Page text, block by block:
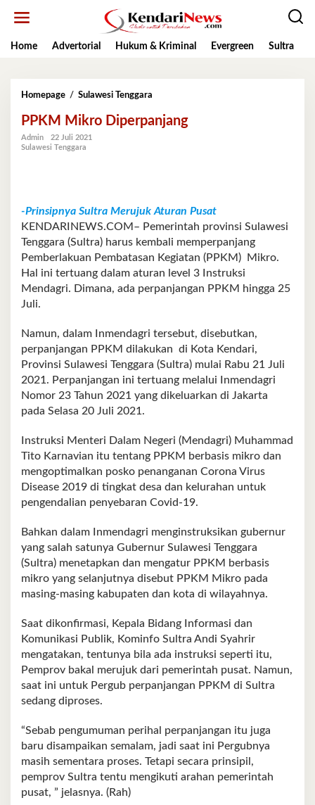
Home
Advertorial Hukum & Kriminal Evergreen Sultra
Homepage / Sulawesi Tenggara
Diperpanjang
PPKM Mikro Diperpanjang
Admin
22 Juli 2021
Sulawesi Tenggara
-Prinsipnya Sultra Merujuk Aturan Pusat
KENDARINEWS.COM– Pemerintah provinsi Sulawesi
Tenggara (Sultra) harus kembali memperpanjang
Pemberlakuan Pembatasan Kegiatan (PPKM) Mikro.
Hal ini tertuang dalam aturan level 3 Instruksi
Mendagri. Dimana, ada perpanjangan PPKM hingga 25
Juli.
Namun, dalam Inmendagri tersebut, disebutkan,
perpanjangan PPKM dilakukan di Kota Kendari,
Provinsi Sulawesi Tenggara (Sultra) mulai Rabu 21 Juli
2021. Perpanjangan ini tertuang melalui Inmendagri
Nomor 23 Tahun 2021 yang dikeluarkan di Jakarta
pada Selasa 20 Juli 2021.
Instruksi Menteri Dalam Negeri (Mendagri) Muhammad
Tito Karnavian itu tentang PPKM berbasis mikro dan
mengoptimalkan posko penanganan Corona Virus
Disease 2019 di tingkat desa dan kelurahan untuk
pengendalian penyebaran Covid-19.
Bahkan dalam Inmendagri menginstruksikan gubernur
yang salah satunya Gubernur Sulawesi Tenggara
(Sultra) menetapkan dan mengatur PPKM berbasis
mikro yang selanjutnya disebut PPKM Mikro pada
masing-masing kabupaten dan kota di wilayahnya.
Saat dikonfirmasi, Kepala Bidang Informasi dan
Komunikasi Publik, Kominfo Sultra Andi Syahrir
mengatakan, tentunya bila ada instruksi seperti itu,
Pemprov bakal merujuk dari pemerintah pusat. Namun,
saat ini untuk Pergub perpanjangan PPKM di Sultra
sedang diproses.
“Sebab pengumuman perihal perpanjangan itu juga
baru disampaikan semalam, jadi saat ini Pergubnya
masih sementara proses. Tetapi secara prinsipil,
pemprov Sultra tentu mengikuti arahan pemerintah
pusat, ” jelasnya. (Rah)